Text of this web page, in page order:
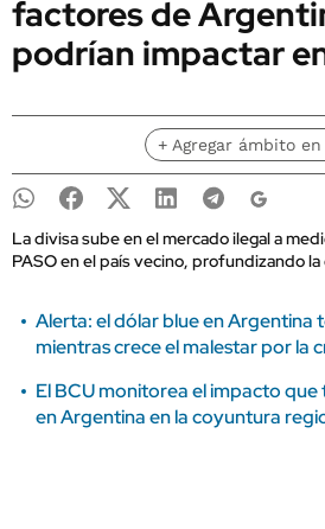
factores de
podrían impactar
+ Agregar ámbito en
La divisa sube en el mercado ilegal a
PASO en el país vecino, profundizando
Alerta: el dólar blue en Argentina
mientras crece el malestar por la
El BCU monitorea el impacto que
en Argentina en la coyuntura